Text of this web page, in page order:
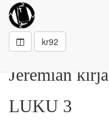
kr92
Jeremian kirja
LUKU 3